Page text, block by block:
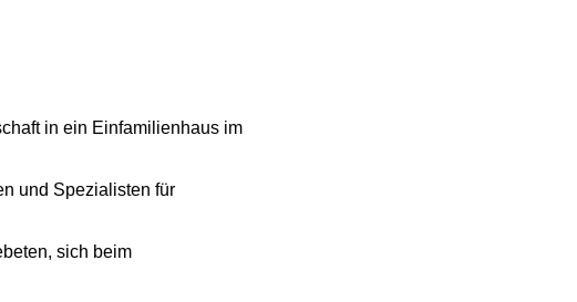
in ein Einfamilienhaus im
und Spezialisten für
sich beim